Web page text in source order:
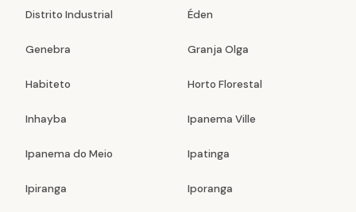
Distrito Industrial Éden
Genebra Granja Olga
Habiteto Horto Florestal
Inhayba Ipanema Ville
Ipanema do Meio Ipatinga
Ipiranga Iporanga